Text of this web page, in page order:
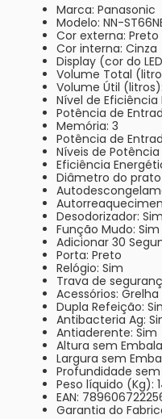
Marca: Panasonic
Modelo: NN-
Cor externa: Preto
Cor interna: Cinza
Display (cor do
Volume Total
Volume Útil
Nível de
Potência de
Memória: 3
Potência de
Níveis de
Eficiência
Diâmetro do
Desodorizador: Sim
Função Mudo: Sim
Adicionar 30
Porta: Preto
Relógio: Sim
Trava de
Acessórios:
Dupla Refeição:
Antibacteria Ag:
Antiaderente: Sim
Altura sem
Largura sem
Profundidade
Peso líquido (Kg):
EAN:
Garantia do